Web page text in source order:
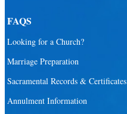
FAQS
Looking for a Church?
Marriage Preparation
Sacramental Records & Certificates
Annulment Information